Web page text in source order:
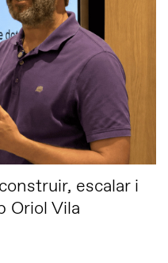
escalar i
Oriol Vila